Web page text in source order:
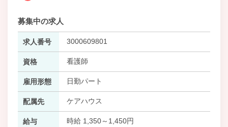
募集中の求人
求人番号 3000609801
資格 看護師
雇用形態 日勤パート
配属先 ケアハウス
給与 時給 1,350～1,450円